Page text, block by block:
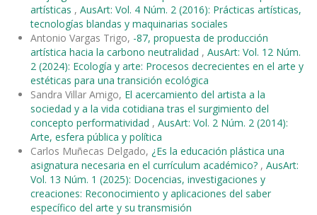
artísticas , AusArt: Vol. 4 Núm. 2 (2016): Prácticas artísticas,
tecnologías blandas y maquinarias sociales
Antonio Vargas Trigo, -87, propuesta de producción
artística hacia la carbono neutralidad , AusArt: Vol. 12 Núm.
2 (2024): Ecología y arte: Procesos decrecientes en el arte y
estéticas para una transición ecológica
Sandra Villar Amigo, El acercamiento del artista a la
sociedad y a la vida cotidiana tras el surgimiento del
concepto performatividad , AusArt: Vol. 2 Núm. 2 (2014):
Arte, esfera pública y política
Carlos Muñecas Delgado, ¿Es la educación plástica una
asignatura necesaria en el currículum académico? , AusArt:
Vol. 13 Núm. 1 (2025): Docencias, investigaciones y
creaciones: Reconocimiento y aplicaciones del saber
específico del arte y su transmisión